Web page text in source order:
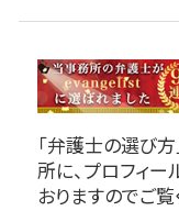
「弁護士の選び
所に、プロフィ
おりますのでご覧